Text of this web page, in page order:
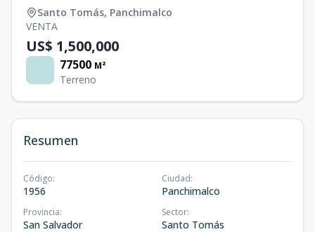
Santo Tomás, Panchimalco
VENTA
US$ 1,500,000
77500 M²
Terreno
Resumen
Código:
1956
Ciudad:
Panchimalco
Provincia:
San Salvador
Sector:
Santo Tomás